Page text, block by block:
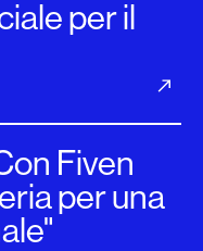
per il
Fiven
per una